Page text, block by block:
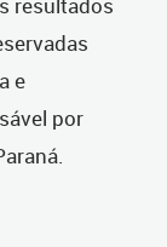
resultados
e
por